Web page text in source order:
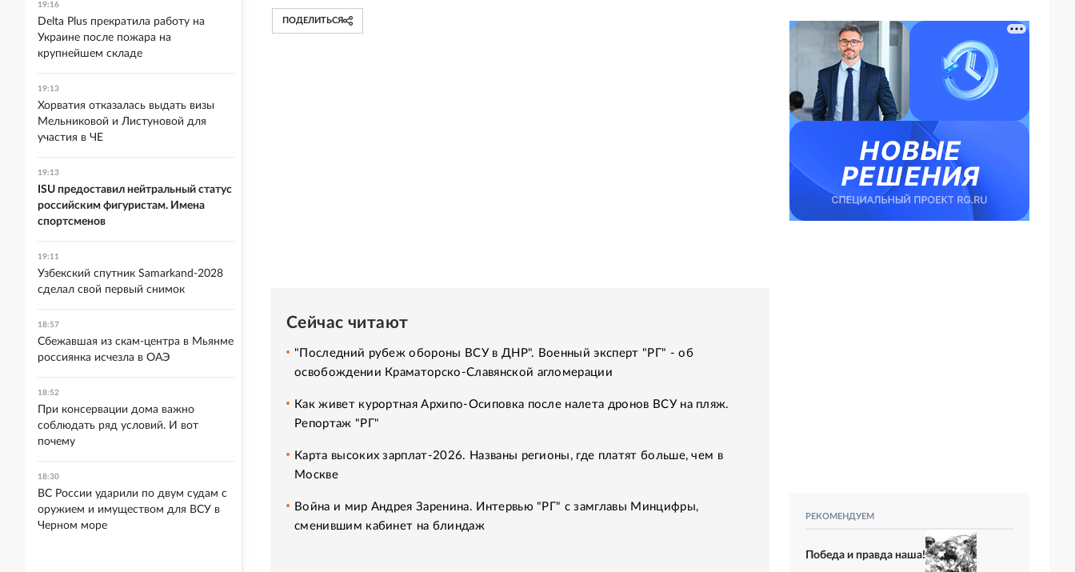
ПОДЕЛИТЬСЯ
Сейчас читают
"Последний рубеж обороны ВСУ в ДНР". Военный эксперт "РГ" - об
освобождении Краматорско-Славянской агломерации
Как живет курортная Архипо-Осиповка после налета дронов ВСУ на пляж.
Репортаж "РГ"
Карта высоких зарплат-2026. Названы регионы, где платят больше, чем в
Москве
Война и мир Андрея Заренина. Интервью "РГ" с замглавы Минцифры,
сменившим кабинет на блиндаж
РЕКОМЕНДУЕМ
Победа и правда наша!
19:16
Delta Plus прекратила работу на
Украине после пожара на
крупнейшем складе
19:13
Хорватия отказалась выдать визы
Мельниковой и Листуновой для
участия в ЧЕ
19:13
ISU предоставил нейтральный статус
российским фигуристам. Имена
спортсменов
19:11
Узбекский спутник Samarkand-2028
сделал свой первый снимок
18:57
Сбежавшая из скам-центра в Мьянме
россиянка исчезла в ОАЭ
18:52
При консервации дома важно
соблюдать ряд условий. И вот
почему
18:30
ВС России ударили по двум судам с
оружием и имуществом для ВСУ в
Черном море